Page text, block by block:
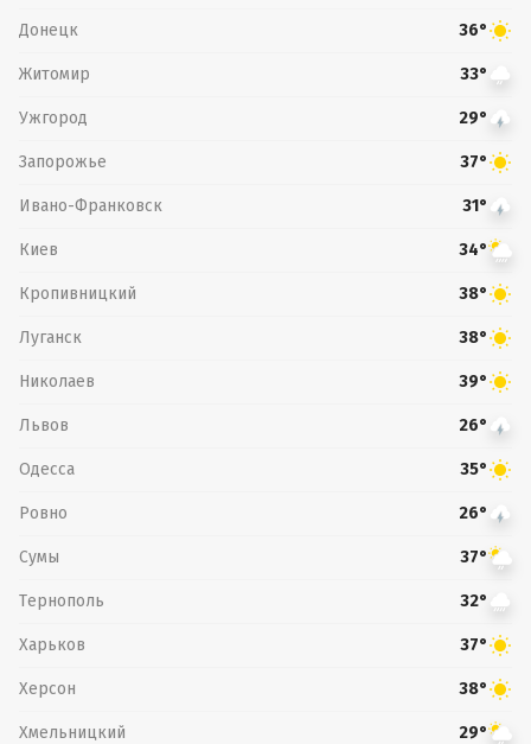
Донецк 36°
Житомир 33°
Ужгород 29°
Запорожье 37°
Ивано-Франковск 31°
Киев 34°
Кропивницкий 38°
Луганск 38°
Николаев 39°
Львов 26°
Одесса 35°
Ровно 26°
Сумы 37°
Тернополь 32°
Харьков 37°
Херсон 38°
Хмельницкий 29°